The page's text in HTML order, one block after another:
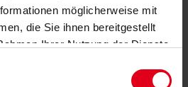
möglicherweise mit
die Sie ihnen bereitgestellt
Ihrer Nutzung der Dienste